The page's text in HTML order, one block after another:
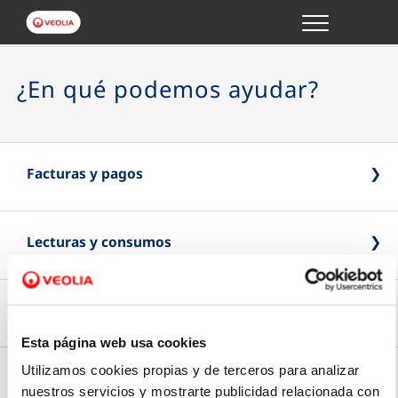
Esta página web usa cookies
Utilizamos cookies propias y de terceros para analizar
nuestros servicios y mostrarte publicidad relacionada con
Menu
VER TODAS LAS GESTIONES
VER TODAS LAS GESTIONES
CONÓCENOS
¿En qué podemos ayudar?
Facturas y pagos
Paga online de forma rápida y segura
Tipo de factura
Lecturas y consumos
Envía la última lectura de tu contador
Contratos y personas autorizadas
Modificación de datos